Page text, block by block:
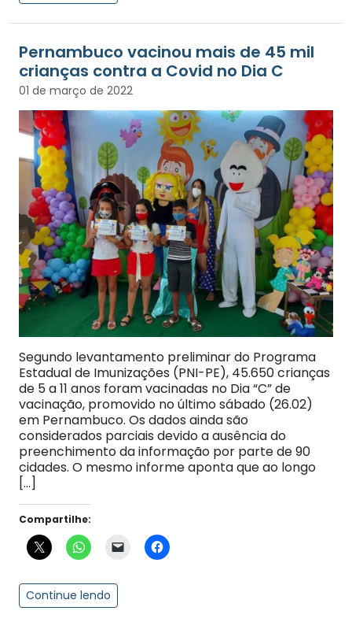
Pernambuco vacinou mais de 45 mil
crianças contra a Covid no Dia C
01 de março de 2022
Segundo levantamento preliminar do Programa
Estadual de Imunizações (PNI-PE), 45.650 crianças
de 5 a 11 anos foram vacinadas no Dia “C” de
vacinação, promovido no último sábado (26.02)
em Pernambuco. Os dados ainda são
considerados parciais devido a ausência do
preenchimento da informação por parte de 90
cidades. O mesmo informe aponta que ao longo
[…]
Compartilhe:
Continue lendo